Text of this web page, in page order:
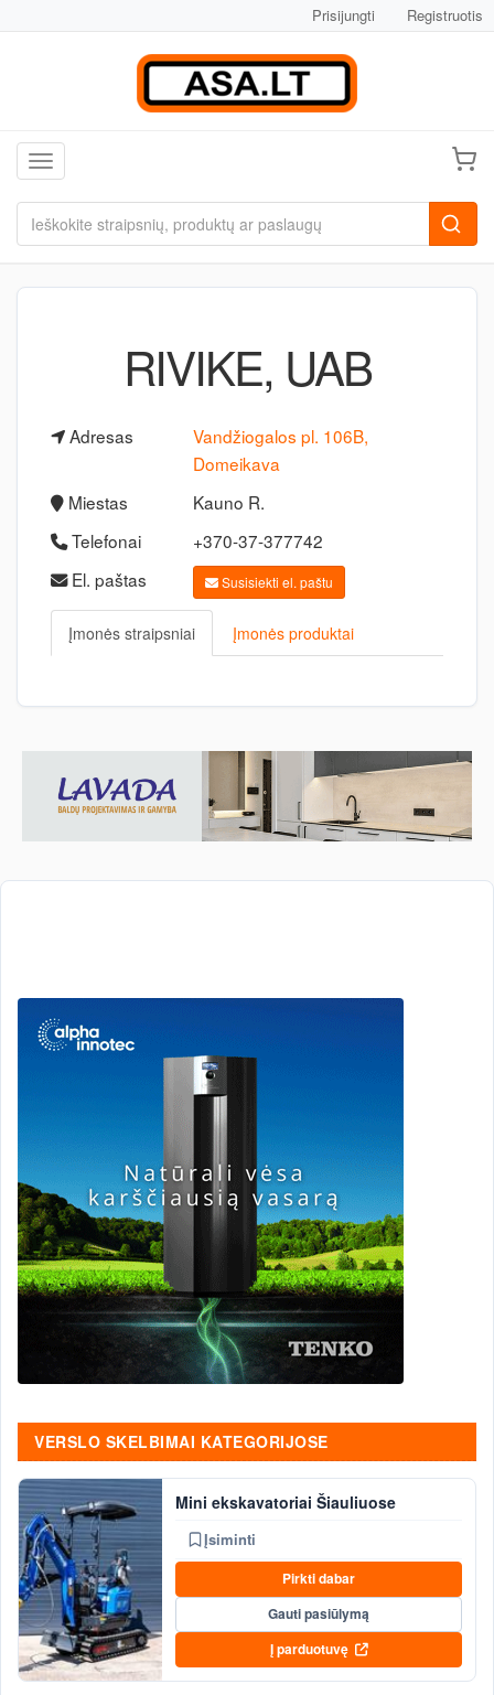
Prisijungti Registruotis
Toggle navigation
RIVIKE, UAB
Adresas
Vandžiogalos pl. 106B,
Domeikava
Miestas
Kauno R.
Telefonai
+370-37-377742
El. paštas
Susisiekti el. paštu
Įmonės straipsniai Įmonės produktai
VERSLO SKELBIMAI KATEGORIJOSE
Mini ekskavatoriai Šiauliuose
Įsiminti
Pirkti dabar
Gauti pasiūlymą
Į parduotuvę